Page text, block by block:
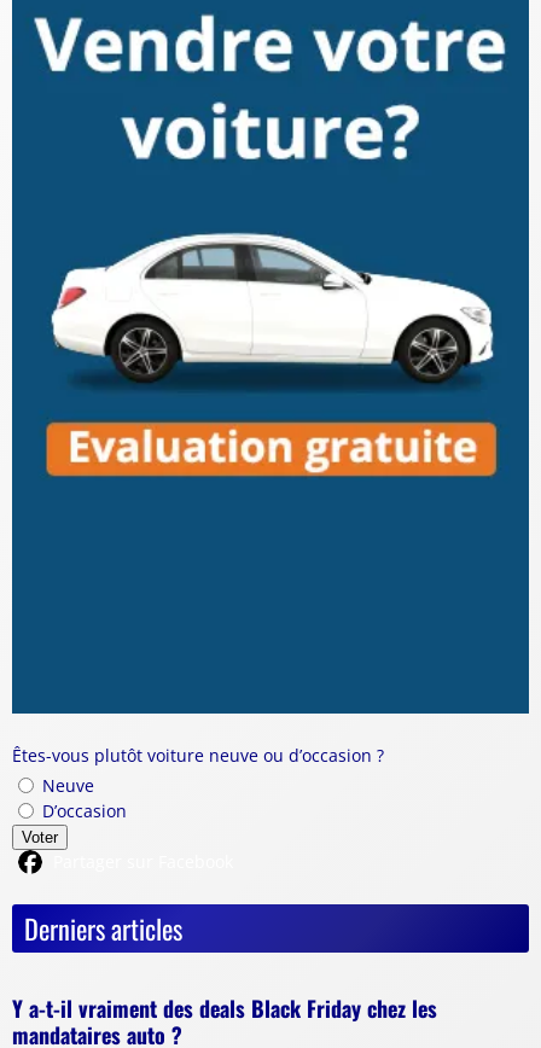
Êtes-vous plutôt voiture neuve ou d’occasion ?
Neuve
D’occasion
Voter
Derniers articles
Y a-t-il vraiment des deals Black Friday chez les
mandataires auto ?